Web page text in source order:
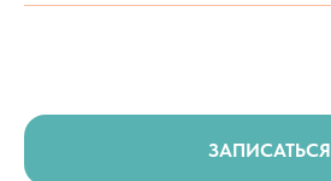
ЗАПИСАТЬСЯ